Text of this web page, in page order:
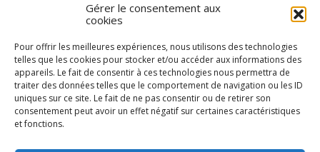
Gérer le consentement aux
cookies
Pour offrir les meilleures expériences, nous utilisons des technologies
telles que les cookies pour stocker et/ou accéder aux informations des
appareils. Le fait de consentir à ces technologies nous permettra de
traiter des données telles que le comportement de navigation ou les ID
uniques sur ce site. Le fait de ne pas consentir ou de retirer son
consentement peut avoir un effet négatif sur certaines caractéristiques
et fonctions.
Intérimaire
Nos engagements RSE
Vie de groupe
Réglementation